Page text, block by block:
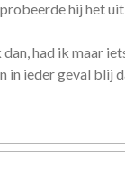
hij het
had ik maar
in ieder geval blij